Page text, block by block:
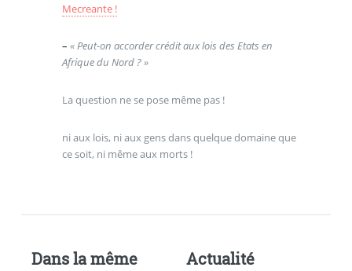
Mecreante !
– « Peut-on accorder crédit aux lois des Etats en
Afrique du Nord ? »
La question ne se pose même pas !
ni aux lois, ni aux gens dans quelque domaine que
ce soit, ni même aux morts !
Dans la même
Actualité